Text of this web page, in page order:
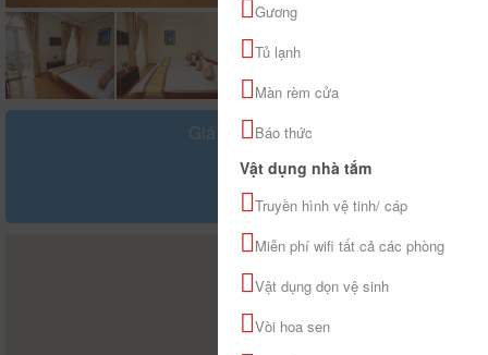
Giá tham khảo
đ
Gương
Tủ lạnh
Màn rèm cửa
Báo thức
Vật dụng nhà tắm
Truyền hình vệ tinh/ cáp
Miễn phí wifi tất cả các phòng
Vật dụng dọn vệ sinh
Vòi hoa sen